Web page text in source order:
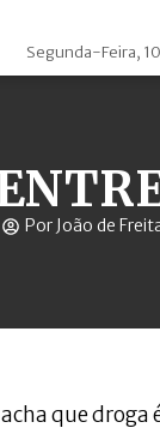
Segunda-Feira,
Por João de
que droga